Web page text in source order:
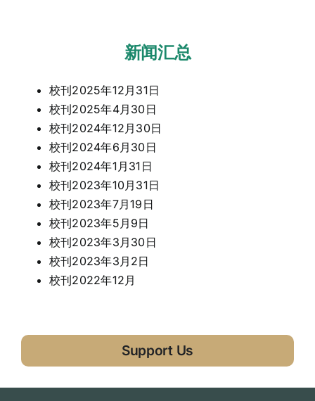
新闻汇总
校刊2025年12月31日
校刊2025年4月30日
校刊2024年12月30日
校刊2024年6月30日
校刊2024年1月31日
校刊2023年10月31日
校刊2023年7月19日
校刊2023年5月9日
校刊2023年3月30日
校刊2023年3月2日
校刊2022年12月
Support Us